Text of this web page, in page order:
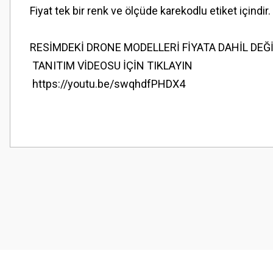
Fiyat tek bir renk ve ölçüde karekodlu etiket içindir.
RESİMDEKİ DRONE MODELLERİ FİYATA DAHİL
TANITIM VİDEOSU İÇİN TIKLAYIN
https://youtu.be/swqhdfPHDX4
Görüş ve önerileriniz için teşekkür ederiz.